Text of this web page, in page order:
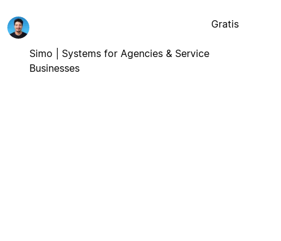
Simo | Systems for Agencies & Service
Businesses
Gratis